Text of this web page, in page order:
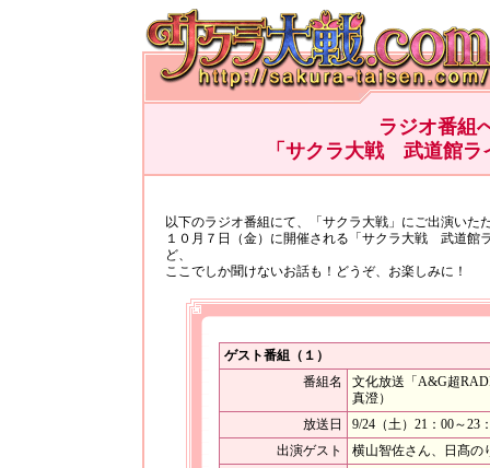
ラジオ番組
「サクラ大戦 武道館ラ
以下のラジオ番組にて、「サクラ大戦」にご出演い
１０月７日（金）に開催される「サクラ大戦 武道館
ど、
ここでしか聞けないお話も！どうぞ、お楽しみに！
ゲスト番組（１）
番組名
文化放送「A&G超
真澄）
放送日
9/24（土）21：00～
出演ゲスト
横山智佐さん、日髙の